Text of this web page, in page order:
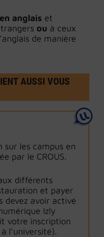
en anglais et
ou à ceux
de manière
AUSSI VOUS
sur les campus en
par le CROUS.
différents
et payer
devez avoir activé
Izly
votre inscription
l’université).